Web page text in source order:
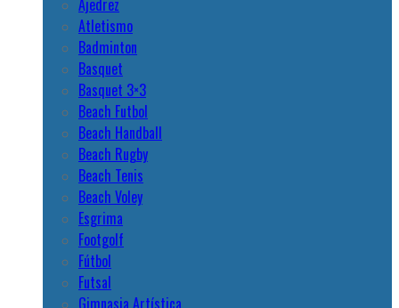
Ajedrez
Atletismo
Badminton
Basquet
Basquet 3×3
Beach Futbol
Beach Handball
Beach Rugby
Beach Tenis
Beach Voley
Esgrima
Footgolf
Fútbol
Futsal